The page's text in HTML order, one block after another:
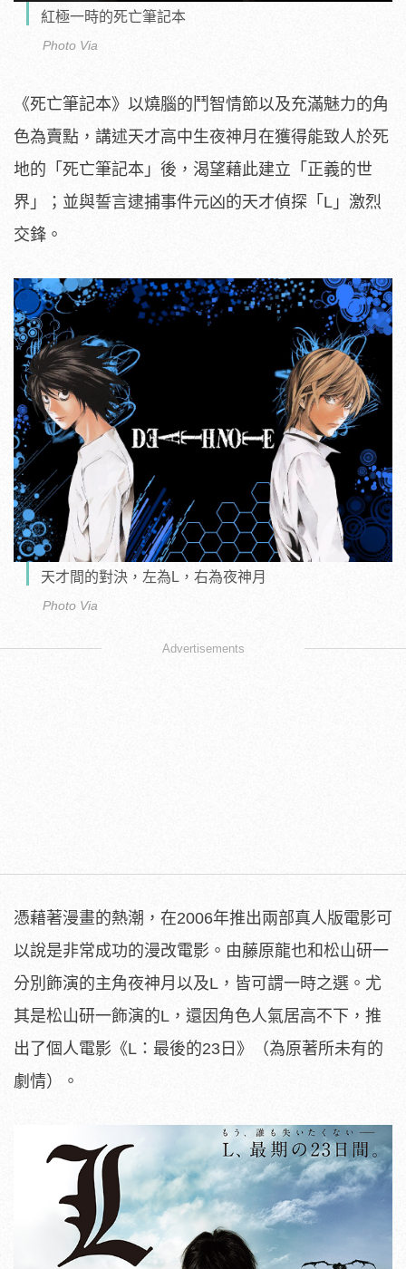
紅極一時的死亡筆記本
Photo Via
《死亡筆記本》以燒腦的鬥智情節以及充滿魅力的角
色為賣點，講述天才高中生夜神月在獲得能致人於死
地的「死亡筆記本」後，渴望藉此建立「正義的世
界」；並與誓言逮捕事件元凶的天才偵探「L」激烈
交鋒。
天才間的對決，左為L，右為夜神月
Photo Via
Advertisements
憑藉著漫畫的熱潮，在2006年推出兩部真人版電影可
以說是非常成功的漫改電影。由藤原龍也和松山研一
分別飾演的主角夜神月以及L，皆可謂一時之選。尤
其是松山研一飾演的L，還因角色人氣居高不下，推
出了個人電影《L：最後的23日》（為原著所未有的
劇情）。